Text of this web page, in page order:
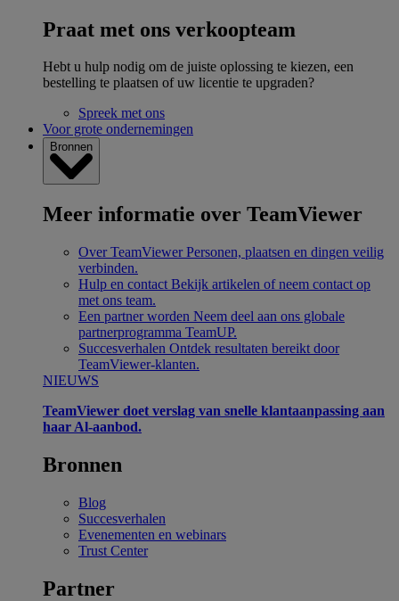
Praat met ons verkoopteam
Hebt u hulp nodig om de juiste oplossing te kiezen, een
bestelling te plaatsen of uw licentie te upgraden?
Spreek met ons
Voor grote ondernemingen
Bronnen
Meer informatie over TeamViewer
Over TeamViewer Personen, plaatsen en dingen veilig
verbinden.
Hulp en contact Bekijk artikelen of neem contact op
met ons team.
Een partner worden Neem deel aan ons globale
partnerprogramma TeamUP.
Succesverhalen Ontdek resultaten bereikt door
TeamViewer-klanten.
NIEUWS
TeamViewer doet verslag van snelle klantaanpassing aan
haar Al-aanbod.
Bronnen
Blog
Succesverhalen
Evenementen en webinars
Trust Center
Partner